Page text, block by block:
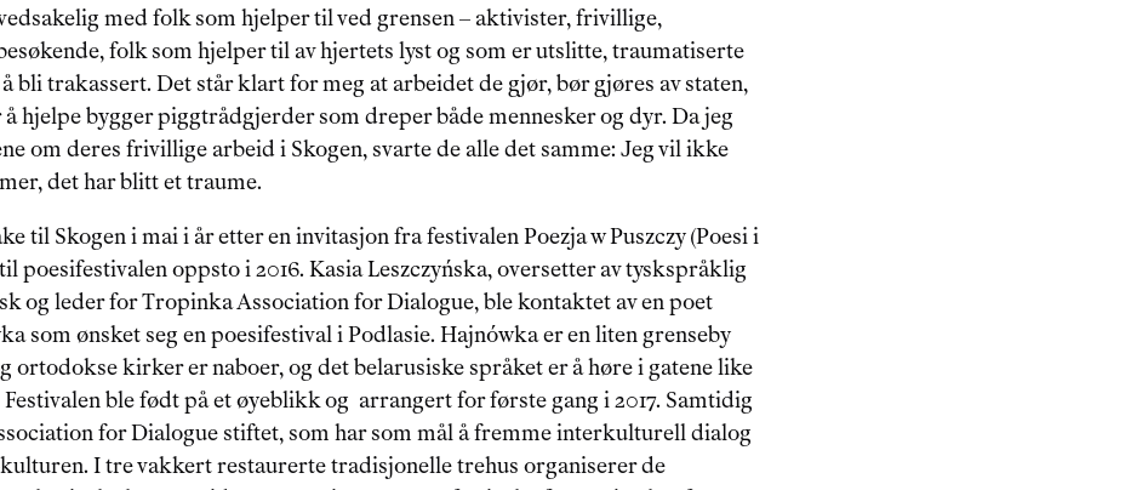
med folk som hjelper til ved grensen – aktivister, frivillige,
folk som hjelper til av hjertets lyst og som er utslitte, traumatiserte
bli trakassert. Det står klart for meg at arbeidet de gjør, bør gjøres av staten,
hjelpe bygger piggtrådgjerder som dreper både mennesker og dyr. Da jeg
om deres frivillige arbeid i Skogen, svarte de alle det samme: Jeg vil ikke
det har blitt et traume.
til Skogen i mai i år etter en invitasjon fra festivalen Poezja w Puszczy (Poesi i
poesifestivalen oppsto i 2016. Kasia Leszczyńska, oversetter av tyskspråklig
og leder for Tropinka Association for Dialogue, ble kontaktet av en poet
som ønsket seg en poesifestival i Podlasie. Hajnówka er en liten grenseby
ortodokse kirker er naboer, og det belarusiske språket er å høre i gatene like
ble født på et øyeblikk og  arrangert for første gang i 2017. Samtidig
for Dialogue stiftet, som har som mål å fremme interkulturell dialog
I tre vakkert restaurerte tradisjonelle trehus organiserer de